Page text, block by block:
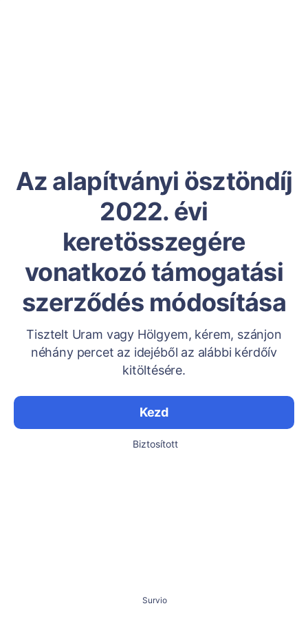
Az alapítványi ösztöndíj
2022. évi
keretösszegére
vonatkozó támogatási
szerződés módosítása
Tisztelt Uram vagy Hölgyem, kérem, szánjon
néhány percet az idejéből az alábbi kérdőív
kitöltésére.
Kezd
Biztosított
Survio